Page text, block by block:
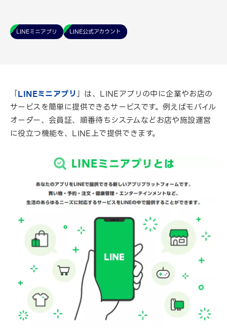
LINEミニアプリ LINE公式アカウント
「LINEミニアプリ」は、LINEアプリの中に企業やお店の
サービスを簡単に提供できるサービスです。例えばモバイル
オーダー、会員証、順番待ちシステムなどお店や施設運営
に役立つ機能を、LINE上で提供できます。